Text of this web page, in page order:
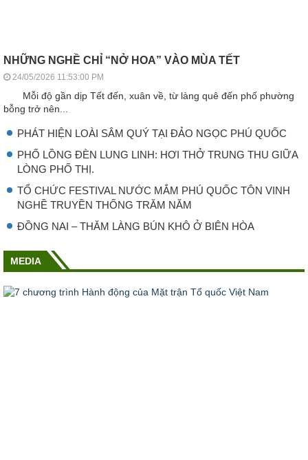
NHỮNG NGHỀ CHỈ “NỞ HOA” VÀO MÙA TẾT
24/05/2026 11:53:00 PM
Mỗi độ gần dịp Tết đến, xuân về, từ làng quê đến phố phường
bỗng trở nên...
PHÁT HIỆN LOÀI SÂM QUÝ TẠI ĐẢO NGỌC PHÚ QUỐC
PHỐ LỒNG ĐÈN LUNG LINH: HƠI THỞ TRUNG THU GIỮA
LÒNG PHỐ THỊ.
TỔ CHỨC FESTIVAL NƯỚC MẮM PHÚ QUỐC TÔN VINH
NGHỀ TRUYỀN THỐNG TRĂM NĂM
ĐỒNG NAI – THĂM LÀNG BÚN KHÔ Ở BIÊN HÒA
MEDIA